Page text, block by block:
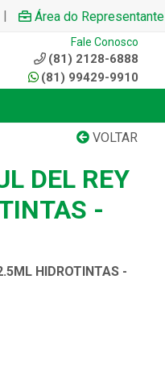
| Área do Representante
Fale Conosco
(81) 2128-6888
(81) 99429-9910
VOLTAR
DEL REY
-
HIDROTINTAS -